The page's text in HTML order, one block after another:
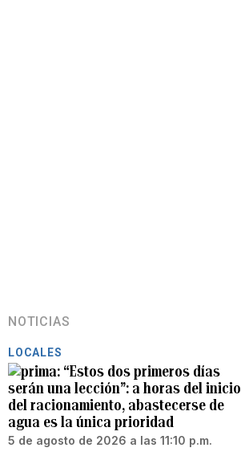
NOTICIAS
LOCALES
“Estos dos primeros días
serán una lección”: a horas del inicio
del racionamiento, abastecerse de
agua es la única prioridad
5 de agosto de 2026 a las 11:10 p.m.